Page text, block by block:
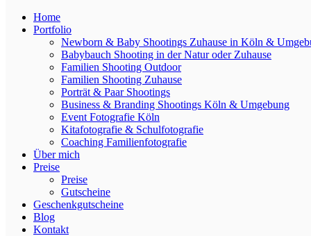
Home
Portfolio
Newborn & Baby Shootings Zuhause in Köln &
Babybauch Shooting in der Natur oder Zuhause
Familien Shooting Outdoor
Familien Shooting Zuhause
Porträt & Paar Shootings
Business & Branding Shootings Köln & Umgebung
Event Fotografie Köln
Kitafotografie & Schulfotografie
Coaching Familienfotografie
Über mich
Preise
Preise
Gutscheine
Geschenkgutscheine
Blog
Kontakt